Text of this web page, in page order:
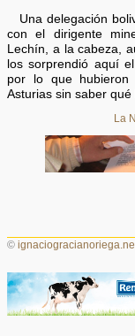
Una delegación
con el dirigente
Lechín, a la cabeza,
los sorprendió aquí
por lo que
Asturias sin saber qué
La
©